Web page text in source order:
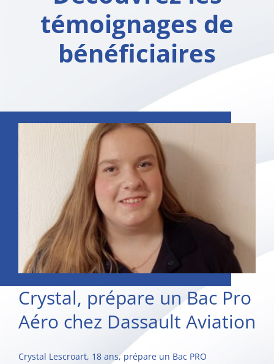
témoignages de
bénéficiaires
Crystal, prépare un Bac Pro
Aéro chez Dassault Aviation
Crystal Lescroart, 18 ans, prépare un Bac PRO